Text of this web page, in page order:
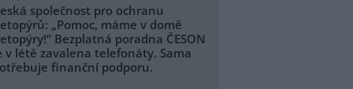
společnost pro ochranu
„Pomoc, máme v domě
Bezplatná poradna ČESON
v létě zavalena telefonáty. Sama
finanční podporu.